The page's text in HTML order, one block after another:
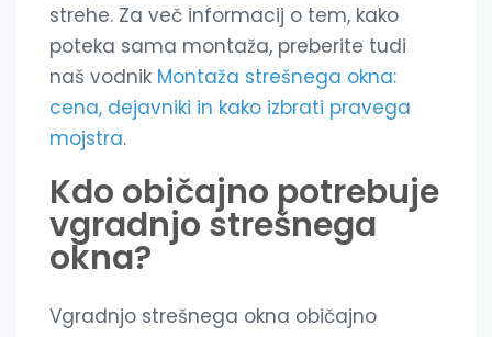
strehe. Za več informacij o tem, kako
poteka sama montaža, preberite tudi
naš vodnik Montaža strešnega okna:
cena, dejavniki in kako izbrati pravega
mojstra.
Kdo običajno potrebuje
vgradnjo strešnega
okna?
Vgradnjo strešnega okna običajno